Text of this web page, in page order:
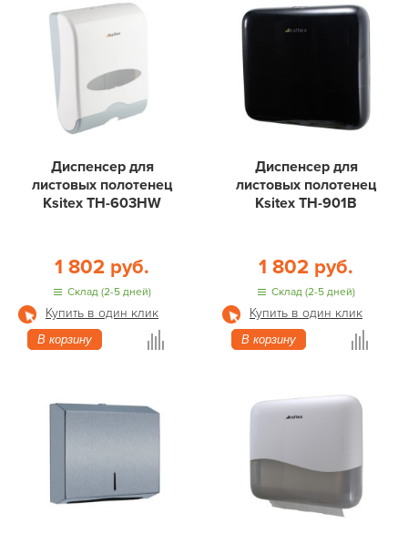
Диспенсер для
листовых полотенец
Ksitex ТН-603НW
1 802 руб.
Склад (2-5 дней)
Купить в один клик
В корзину
Диспенсер для
листовых полотенец
Ksitex ТН-901B
1 802 руб.
Склад (2-5 дней)
Купить в один клик
В корзину